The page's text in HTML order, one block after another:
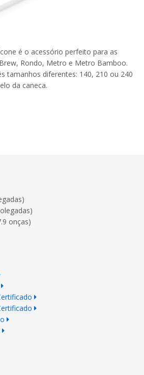
é o acessório perfeito para as
Rondo, Metro e Metro Bamboo.
tamanhos diferentes: 140, 210 ou 240
da caneca.
onças)